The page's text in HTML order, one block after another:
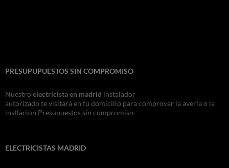
PRESUPUPUESTOS SIN COMPROMISO
Nuestro electricista en madrid instalador
autorizado te visitará en tu domicilio para comprovar la averia o la
instlacion Presupuestos sin compromiso
ELECTRICISTAS MADRID